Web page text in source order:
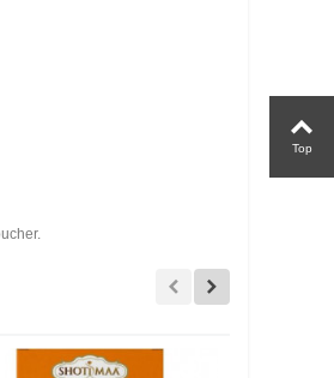
Top